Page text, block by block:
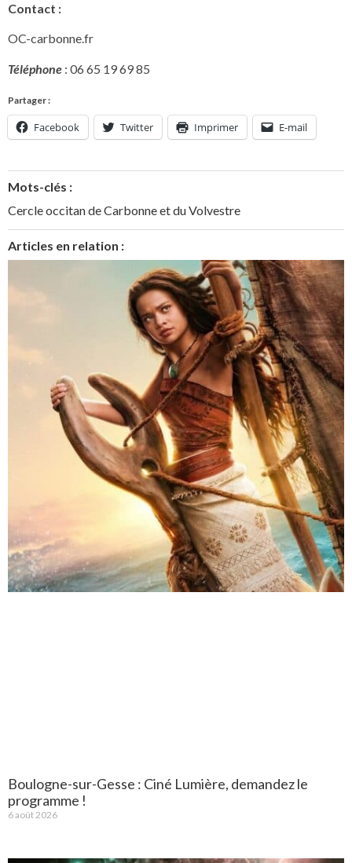
Contact :
OC-carbonne.fr
Téléphone : 06 65 19 69 85
Partager :
Facebook Twitter Imprimer E-mail
Mots-clés :
Cercle occitan de Carbonne et du Volvestre
Articles en relation :
Boulogne-sur-Gesse : Ciné Lumière, demandez le
programme !
6 août 2026